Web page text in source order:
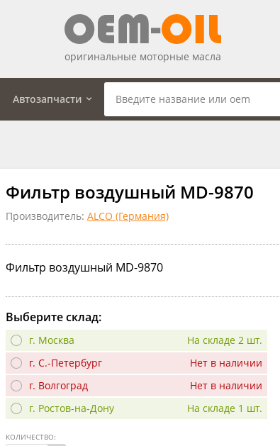
оригинальные моторные масла
Автозапчасти
Фильтр воздушный MD-9870
Производитель: ALCO (Германия)
Фильтр воздушный MD-9870
Выберите склад:
г. Москва
На складе 2 шт.
г. С.-Петербург
Нет в наличии
г. Волгоград
Нет в наличии
г. Ростов-на-Дону
На складе 1 шт.
КОЛИЧЕСТВО: